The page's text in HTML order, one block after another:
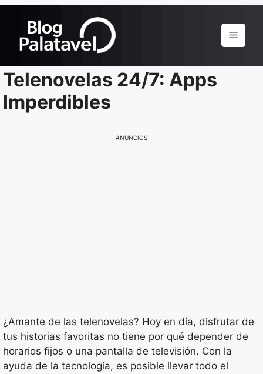
Menu
Telenovelas 24/7: Apps
Imperdibles
ANÚNCIOS
¿Amante de las telenovelas? Hoy en día, disfrutar de
tus historias favoritas no tiene por qué depender de
horarios fijos o una pantalla de televisión. Con la
ayuda de la tecnología, es posible llevar todo el